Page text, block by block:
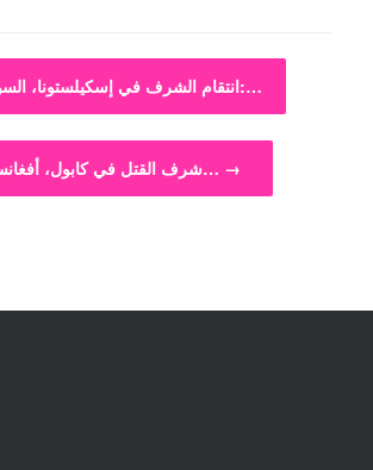
انتقام الشرف في إسكيلستونا، السويد:…
شرف القتل في كابول، أفغانستان؟… →